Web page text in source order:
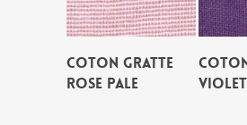
COTON GRATTE
ROSE PALE